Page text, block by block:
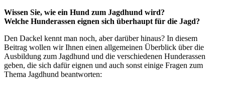
Wissen Sie, wie ein Hund zum Jagdhund wird?
Welche Hunderassen eignen sich überhaupt für die Jagd?
Den Dackel kennt man noch, aber darüber hinaus? In diesem
Beitrag wollen wir Ihnen einen allgemeinen Überblick über die
Ausbildung zum Jagdhund und die verschiedenen Hunderassen
geben, die sich dafür eignen und auch sonst einige Fragen zum
Thema Jagdhund beantworten: